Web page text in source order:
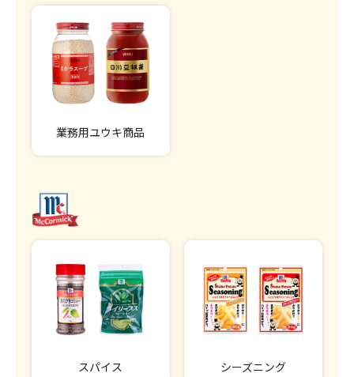
業務用ユウキ商品
スパイス シーズニング